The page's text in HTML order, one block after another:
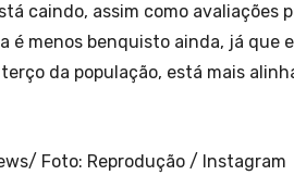
caindo, assim como avaliações
é menos benquisto ainda, já que
da população, está mais
Foto: Reprodução / Instagram